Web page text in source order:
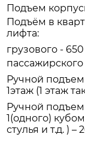
Подъем
Подъём в
лифта:
грузового -
Ручной
1этаж (1 этаж
Ручной
1(одного)
стулья и т.д. ) –